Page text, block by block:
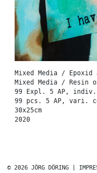
Mixed Media / Epoxid
Mixed Media / Resin
99 Expl. 5 AP, indiv.
99 pcs. 5 AP, vari.
30x25cm
2020
© 2026 JÖRG DÖRING |